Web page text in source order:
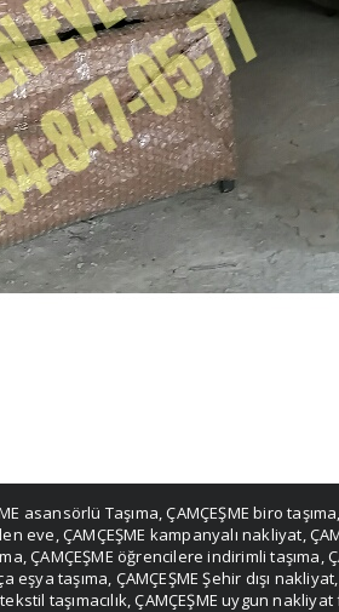
asansörlü Taşıma,ÇAMÇEŞME biro taşıma,
eve,ÇAMÇEŞME kampanyalı nakliyat,
,ÇAMÇEŞME öğrencilere indirimli taşıma,
eşya taşıma, ÇAMÇEŞME Şehir dışı nakliyat,
taşımacılık,ÇAMÇEŞME uygun nakliyat